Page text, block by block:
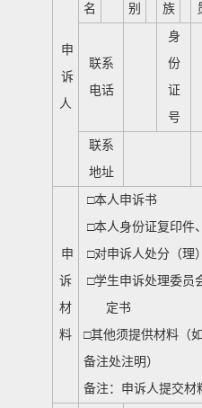
申
诉
人
名
别
族
联系
电话
身
份
证
号
联系
地址
申
诉
材
料
□本人申诉书
□本人身份证复印件
□对申诉人处分（理
□学生申诉处理委员
定书
□其他须提供材料（
备注处注明）
备注：申诉人提交材